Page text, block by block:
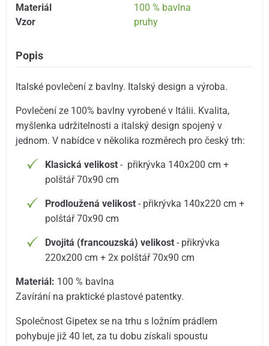
Materiál
100 % bavlna
Vzor
pruhy
Popis
Italské povlečení z bavlny. Italský design a výroba.
Povlečení ze 100% bavlny vyrobené v Itálii. Kvalita,
myšlenka udržitelnosti a italský design spojený v
jednom. V nabídce v několika rozměrech pro český trh:
Klasická velikost - přikrývka 140x200 cm +
polštář 70x90 cm
Prodloužená velikost - přikrývka 140x220 cm +
polštář 70x90 cm
Dvojitá (francouzská) velikost - přikrývka
220x200 cm + 2x polštář 70x90 cm
Materiál: 100 % bavlna
Zavírání na praktické plastové patentky.
Společnost Gipetex se na trhu s ložním prádlem
pohybuje již 40 let, za tu dobu získali spoustu